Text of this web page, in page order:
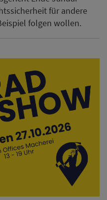
für andere
folgen wollen.